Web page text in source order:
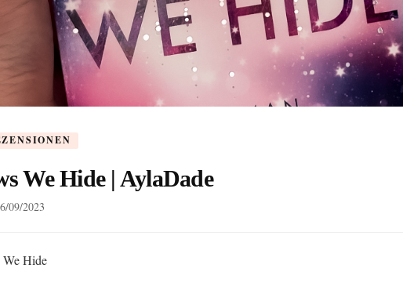
We Hide | AylaDade
09/2023
Hide